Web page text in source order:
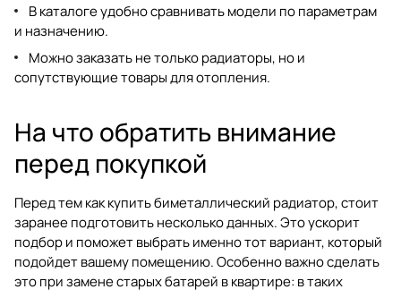
В каталоге удобно сравнивать модели по параметрам
и назначению.
Можно заказать не только радиаторы, но и
сопутствующие товары для отопления.
На что обратить внимание
перед покупкой
Перед тем как купить биметаллический радиатор, стоит
заранее подготовить несколько данных. Это ускорит
подбор и поможет выбрать именно тот вариант, который
подойдет вашему помещению. Особенно важно сделать
это при замене старых батарей в квартире: в таких